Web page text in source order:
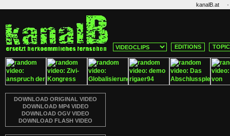
kanalB.at ·
EDITIONS
DOWNLOAD ORIGINAL VIDEO
DOWNLOAD MP4 VIDEO
DOWNLOAD OGV VIDEO
DOWNLOAD FLASH VIDEO